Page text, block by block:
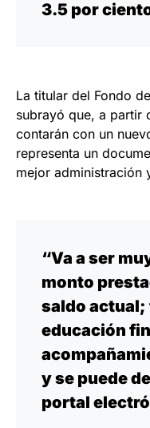
3.5 por
La titular del Fondo
subrayó que, a partir
contarán con un
representa un
mejor administración
“Va a ser
monto
saldo actual;
educación
y se puede
portal